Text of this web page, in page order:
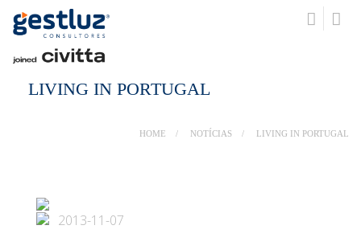
LIVING IN PORTUGAL
HOME NOTÍCIAS LIVING IN PORTUGAL
2013-11-07